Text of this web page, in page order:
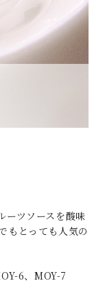
ーツソースを酸味
もとっても人気の
6、MOY-7